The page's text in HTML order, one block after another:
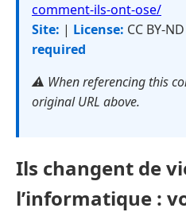
comment-ils-ont-ose/
Site: | License: CC BY-
required
⚠️ When referencing this
original URL above.
Ils changent de
l’informatique :